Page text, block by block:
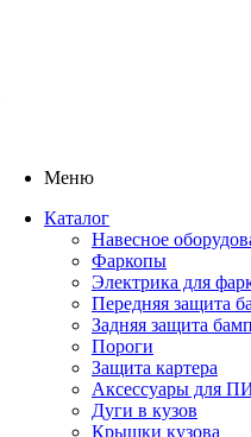
Меню
Каталог
Навесное
Фаркопы
Электрика для
Передняя защита
Задняя защита
Пороги
Защита картера
Аксессуары для
Дуги в кузов
Крышки кузова